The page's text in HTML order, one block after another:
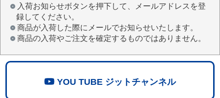
入荷お知らせボタンを押下して、メールアドレスを登
録してください。
商品が入荷した際にメールでお知らせいたします。
商品の入荷やご注文を確定するものではありません。
YOU TUBE ジットチャンネル